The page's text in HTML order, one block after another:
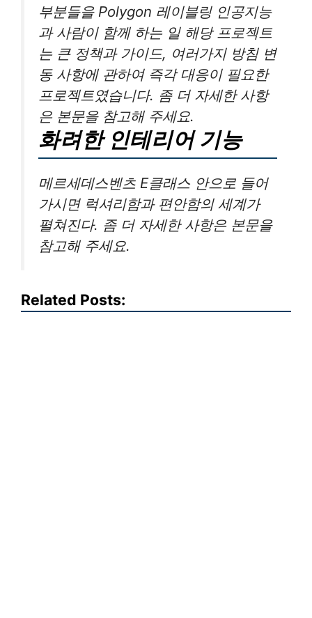
부분들을 Polygon 레이블링 인공지능
과 사람이 함께 하는 일 해당 프로젝트
는 큰 정책과 가이드, 여러가지 방침 변
동 사항에 관하여 즉각 대응이 필요한
프로젝트였습니다. 좀 더 자세한 사항
은 본문을 참고해 주세요.
화려한 인테리어 기능
메르세데스벤츠 E클래스 안으로 들어
가시면 럭셔리함과 편안함의 세계가
펼쳐진다. 좀 더 자세한 사항은 본문을
참고해 주세요.
Related Posts: